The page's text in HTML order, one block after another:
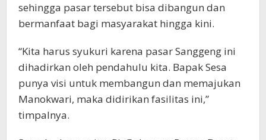
sehingga pasar tersebut bisa dibangun dan
bermanfaat bagi masyarakat hingga kini.
“Kita harus syukuri karena pasar Sanggeng ini
dihadirkan oleh pendahulu kita. Bapak Sesa
punya visi untuk membangun dan memajukan
Manokwari, maka didirikan fasilitas ini,”
timpalnya.